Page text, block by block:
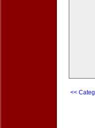
<<